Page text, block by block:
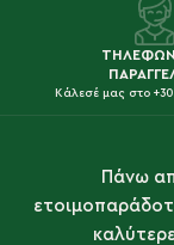
Κάλεσέ μας στο
Πάνω